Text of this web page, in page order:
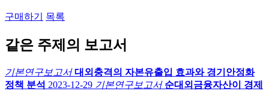
구매하기 목록
같은 주제의 보고서
기본연구보고서 대외충격의 자본유출입 효과와 경기안정화
정책 분석 2023-12-29 기본연구보고서 순대외금융자산이 경제